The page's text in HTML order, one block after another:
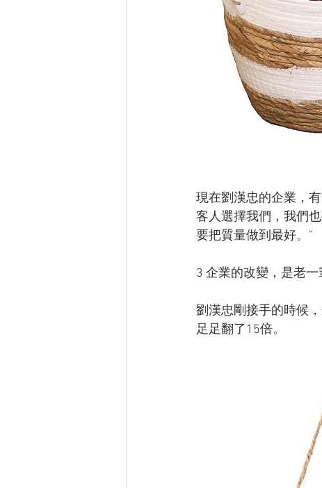
現在劉漢忠的企業，
客人選擇我們，我們
要把質量做到最好。”
3 企業的改變，是老一
劉漢忠剛接手的時候
足足翻了15倍。